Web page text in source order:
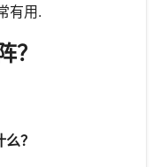
有用.
？
？